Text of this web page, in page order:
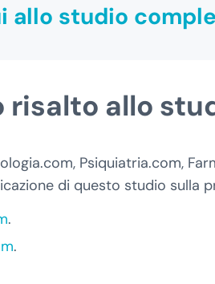
allo studio
risalto allo
Psiquiatria.com,
di questo studio sulla
.
.